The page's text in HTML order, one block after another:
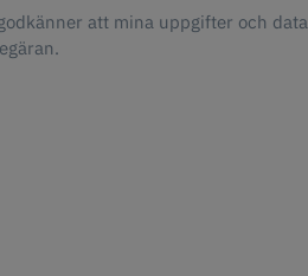
att mina uppgifter och